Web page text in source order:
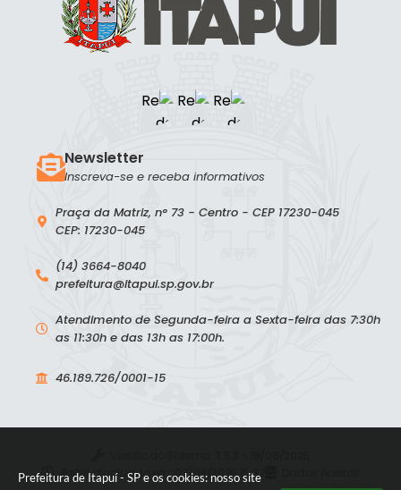
Prefeitura de Itapuí - SP e os cookies: nosso site
Praça da Matriz, n° 73 - Centro - CEP 17230-045
CEP: 17230-045
(14) 3664-8040
prefeitura@itapui.sp.gov.br
Atendimento de Segunda-feira a Sexta-feira das 7:30h
as 11:30h e das 13h as 17:00h.
46.189.726/0001-15
Newsletter
Inscreva-se e receba informativos
Portal atualizado em:07/08/2026 15:37